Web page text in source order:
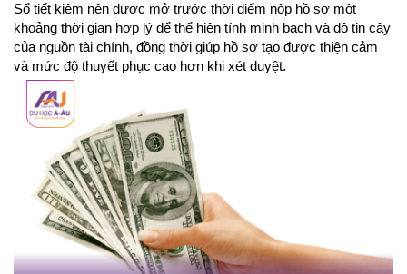
Sổ tiết kiệm nên được mở trước thời điểm nộp hồ sơ một
khoảng thời gian hợp lý để thể hiện tính minh bạch và độ tin cậy
của nguồn tài chính, đồng thời giúp hồ sơ tạo được thiện cảm
và mức độ thuyết phục cao hơn khi xét duyệt.